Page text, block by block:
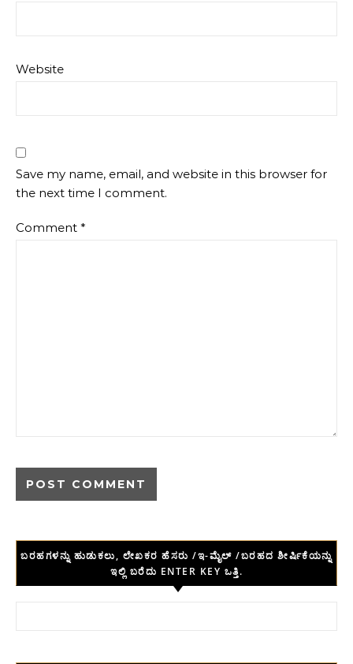
Website
Save my name, email, and website in this browser for
the next time I comment.
Comment *
ಬರಹಗಳನ್ನು ಹುಡುಕಲು, ಲೇಖಕರ ಹೆಸರು /ಇ-ಮೈಲ್ /ಬರಹದ ಶೀರ್ಷಿಕೆಯನ್ನು
ಇಲ್ಲಿ ಬರೆದು ENTER KEY ಒತ್ತಿ.